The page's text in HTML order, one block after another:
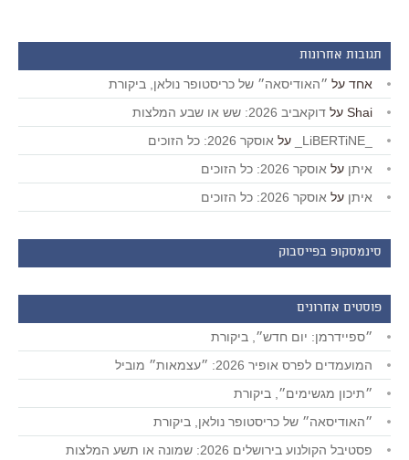
תגובות אחרונות
אחד על ״האודיסאה״ של כריסטופר נולאן, ביקורת
Shai על דוקאביב 2026: שש או שבע המלצות
על אוסקר 2026: כל הזוכים
איתן על אוסקר 2026: כל הזוכים
איתן על אוסקר 2026: כל הזוכים
סינמסקופ בפייסבוק
פוסטים אחרונים
״ספיידרמן: יום חדש״, ביקורת
המועמדים לפרס אופיר 2026: ״עצמאות״ מוביל
״תיכון מגשימים״, ביקורת
״האודיסאה״ של כריסטופר נולאן, ביקורת
פסטיבל הקולנוע בירושלים 2026: שמונה או תשע המלצות